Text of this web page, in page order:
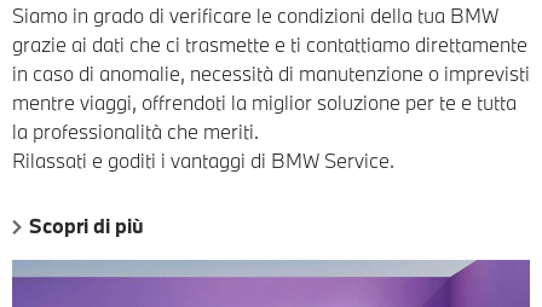
Siamo in grado di verificare le condizioni della tua BMW
grazie ai dati che ci trasmette e ti contattiamo direttamente
in caso di anomalie, necessità di manutenzione o imprevisti
mentre viaggi, offrendoti la miglior soluzione per te e tutta
la professionalità che meriti.
Rilassati e goditi i vantaggi di BMW Service.
Scopri di più